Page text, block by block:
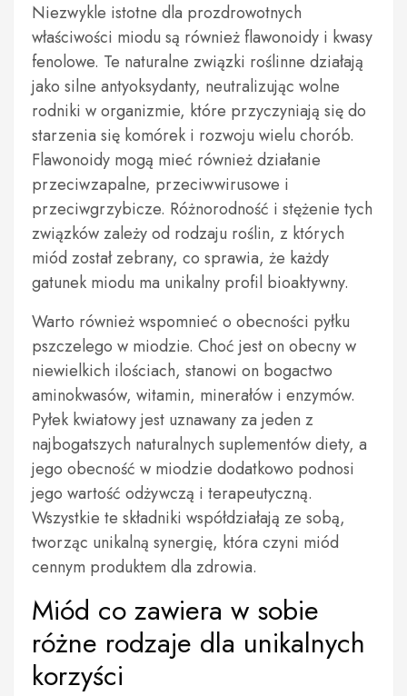
Niezwykle istotne dla prozdrowotnych
właściwości miodu są również flawonoidy i kwasy
fenolowe. Te naturalne związki roślinne działają
jako silne antyoksydanty, neutralizując wolne
rodniki w organizmie, które przyczyniają się do
starzenia się komórek i rozwoju wielu chorób.
Flawonoidy mogą mieć również działanie
przeciwzapalne, przeciwwirusowe i
przeciwgrzybicze. Różnorodność i stężenie tych
związków zależy od rodzaju roślin, z których
miód został zebrany, co sprawia, że każdy
gatunek miodu ma unikalny profil bioaktywny.
Warto również wspomnieć o obecności pyłku
pszczelego w miodzie. Choć jest on obecny w
niewielkich ilościach, stanowi on bogactwo
aminokwasów, witamin, minerałów i enzymów.
Pyłek kwiatowy jest uznawany za jeden z
najbogatszych naturalnych suplementów diety, a
jego obecność w miodzie dodatkowo podnosi
jego wartość odżywczą i terapeutyczną.
Wszystkie te składniki współdziałają ze sobą,
tworząc unikalną synergię, która czyni miód
cennym produktem dla zdrowia.
Miód co zawiera w sobie
różne rodzaje dla unikalnych
korzyści